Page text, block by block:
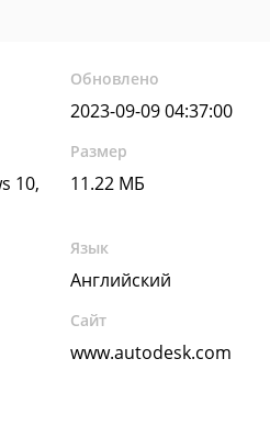
Обновлено
2023-09-09 04:37:00
10,
Размер
11.22 МБ
Язык
Английский
Сайт
www.autodesk.com